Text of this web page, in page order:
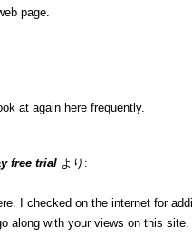
page.
at again here frequently.
free trial より:
I checked on the internet for
along with your views on this site.